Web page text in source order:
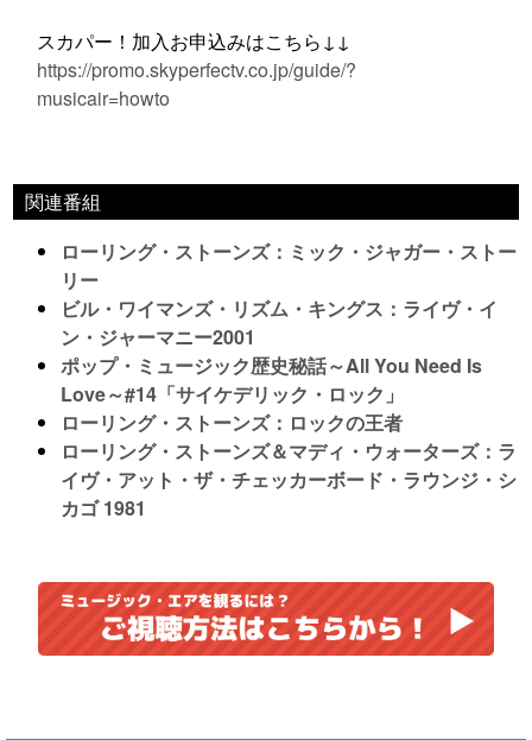
スカパー！加入お申込みはこちら↓↓
https://promo.skyperfectv.co.jp/guide/?
musicair=howto
関連番組
ローリング・ストーンズ：ミック・ジャガー・ストー
リー
ビル・ワイマンズ・リズム・キングス：ライヴ・イ
ン・ジャーマニー2001
ポップ・ミュージック歴史秘話～All You Need Is
Love～#14「サイケデリック・ロック」
ローリング・ストーンズ：ロックの王者
ローリング・ストーンズ＆マディ・ウォーターズ：ラ
イヴ・アット・ザ・チェッカーボード・ラウンジ・シ
カゴ 1981